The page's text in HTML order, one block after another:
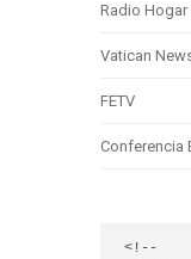
Radio Hogar
Vatican
FETV
Conferencia
<!--